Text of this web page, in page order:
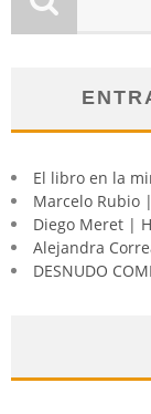
El libro en la
Marcelo Rubio
Diego Meret |
Alejandra
DESNUDO